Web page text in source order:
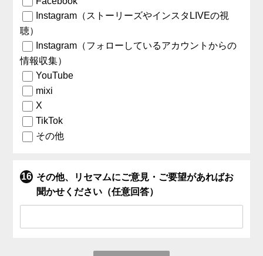
Instagram（ストーリーズやインスタLIVEの視
聴）
Instagram（フォローしているアカウントからの
情報収集）
YouTube
mixi
X
TikTok
その他
その他、リセマムにご意見・ご要望があればお
聞かせください（任意回答）